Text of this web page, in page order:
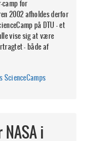
camp for
2002 afholdes derfor
på DTU - et
vise sig at være
- både af
ScienceCamps
i